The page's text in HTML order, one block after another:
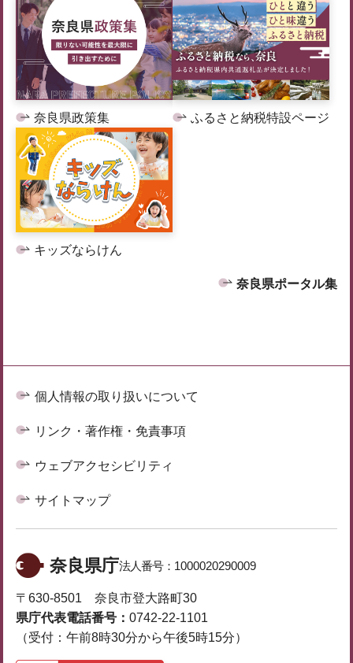
奈良県政策集 ふるさと納税特設ページ
キッズならけん
奈良県ポータル集
個人情報の取り扱いについて
リンク・著作権・免責事項
ウェブアクセシビリティ
サイトマップ
奈良県庁法人番号： 1000020290009
〒630-8501 奈良市登大路町30
県庁代表電話番号： 0742-22-1101
（受付：午前8時30分から午後5時15分）